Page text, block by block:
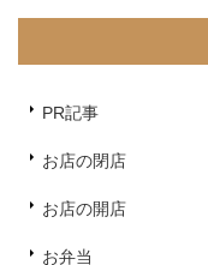
PR記事
お店の閉店
お店の開店
お弁当